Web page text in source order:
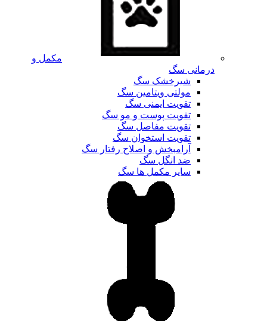
مکمل و
درمانی سگ
شیرخشک سگ
مولتی ویتامین سگ
تقویت ایمنی سگ
تقویت پوست و مو سگ
تقویت مفاصل سگ
تقویت استخوان سگ
آرامبخش و اصلاح رفتار سگ
ضد انگل سگ
سایر مکمل ها سگ